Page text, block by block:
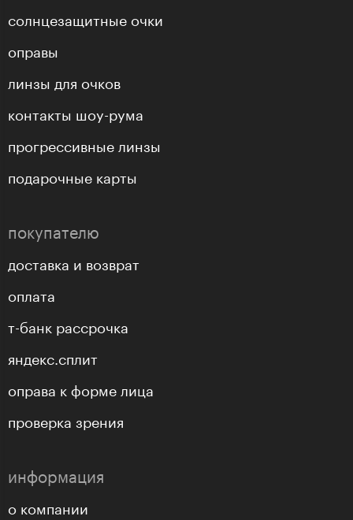
солнцезащитные очки
оправы
линзы для очков
контакты шоу-рума
прогрессивные линзы
подарочные карты
покупателю
доставка и возврат
оплата
т-банк рассрочка
яндекс.сплит
оправа к форме лица
проверка зрения
информация
о компании